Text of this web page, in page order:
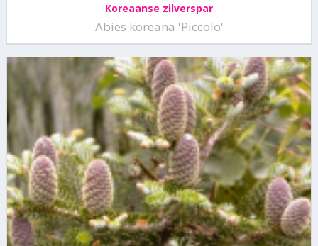
Koreaanse zilverspar
Abies koreana 'Piccolo'